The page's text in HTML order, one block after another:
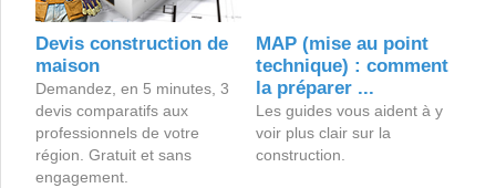
Devis construction de
maison
Demandez, en 5 minutes, 3
devis comparatifs aux
professionnels de votre
région. Gratuit et sans
engagement.
MAP (mise au point
technique) : comment
la préparer ...
Les guides vous aident à y
voir plus clair sur la
construction.